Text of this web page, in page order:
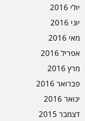
יולי 2016
יוני 2016
מאי 2016
אפריל 2016
מרץ 2016
פברואר 2016
ינואר 2016
דצמבר 2015